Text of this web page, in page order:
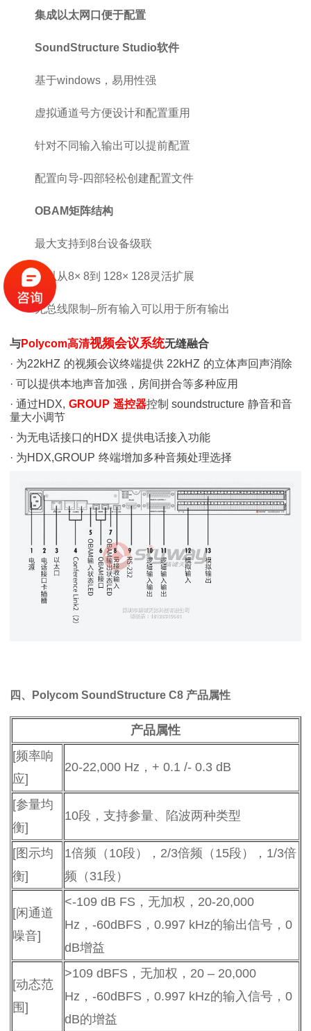
集成以太网口便于配置
SoundStructure Studio软件
基于windows，易用性强
虚拟通道号方便设计和配置重用
针对不同输入输出可以提前配置
配置向导-四部轻松创建配置文件
OBAM矩阵结构
最大支持到8台设备级联
可以从8× 8到 128× 128灵活扩展
无总线限制–所有输入可以用于所有输出
与Polycom高清视频会议系统无缝融合
· 为22kHZ 的视频会议终端提供 22kHZ 的立体声回声消除
· 可以提供本地声音加强，房间拼合等多种应用
· 通过HDX, GROUP 遥控器控制 soundstructure 静音和音
量大小调节
· 为无电话接口的HDX 提供电话接入功能
· 为HDX,GROUP 终端增加多种音频处理选择
四、Polycom SoundStructure C8 产品属性
产品属性
[频率响
应]
20-22,000 Hz，+ 0.1 /- 0.3 dB
[参量均
衡]
10段，支持参量、陷波两种类型
[图示均
衡]
1倍频（10段），2/3倍频（15段），1/3倍
频（31段）
[闲通道
噪音]
<-109 dB FS，无加权，20-20,000
Hz，-60dBFS，0.997 kHz的输出信号，0
dB增益
[动态范
围]
>109 dBFS，无加权，20 – 20,000
Hz，-60dBFS，0.997 kHz的输入信号，0
dB的增益